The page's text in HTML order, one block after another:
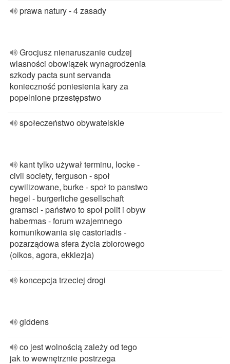
prawa natury - 4 zasady
Grocjusz nienaruszanie cudzej
wlasności obowiązek wynagrodzenia
szkody pacta sunt servanda
konieczność poniesienia kary za
popelnione przestępstwo
społeczeństwo obywatelskie
kant tylko używał terminu, locke -
civil society, ferguson - społ
cywilizowane, burke - społ to panstwo
hegel - burgerliche gesellschaft
gramsci - państwo to społ polit i obyw
habermas - forum wzajemnego
komunikowania się castoriadis -
pozarządowa sfera życia zbiorowego
(oikos, agora, ekklezja)
koncepcja trzeciej drogi
giddens
co jest wolnością zależy od tego
jak to wewnętrznie postrzega